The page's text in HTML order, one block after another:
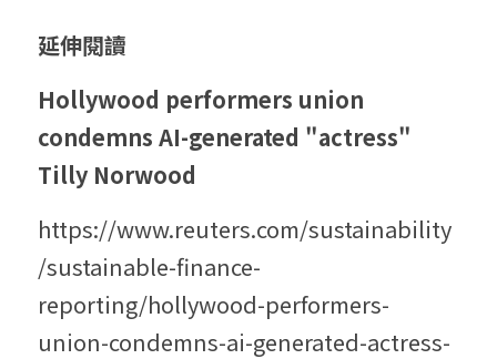
延伸閱讀
Hollywood performers union
condemns AI-generated "actress"
Tilly Norwood
https://www.reuters.com/sustainability
/sustainable-finance-
reporting/hollywood-performers-
union-condemns-ai-generated-actress-